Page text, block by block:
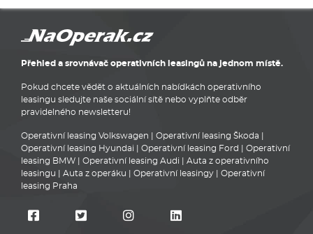
Přehled a srovnávač operativních leasingů na jednom místě.
Pokud chcete vědět o aktuálních nabídkách operativního
leasingu sledujte naše sociální sítě nebo vyplňte odběr
pravidelného newsletteru!
Operativní leasing Volkswagen Operativní leasing Škoda
Operativní leasing Hyundai
Operativní leasing Ford
Operativní
leasing BMW
Operativní leasing Audi
Auta z operativního
leasingu
Auta z operáku Operativní leasingy
Operativní
leasing Praha